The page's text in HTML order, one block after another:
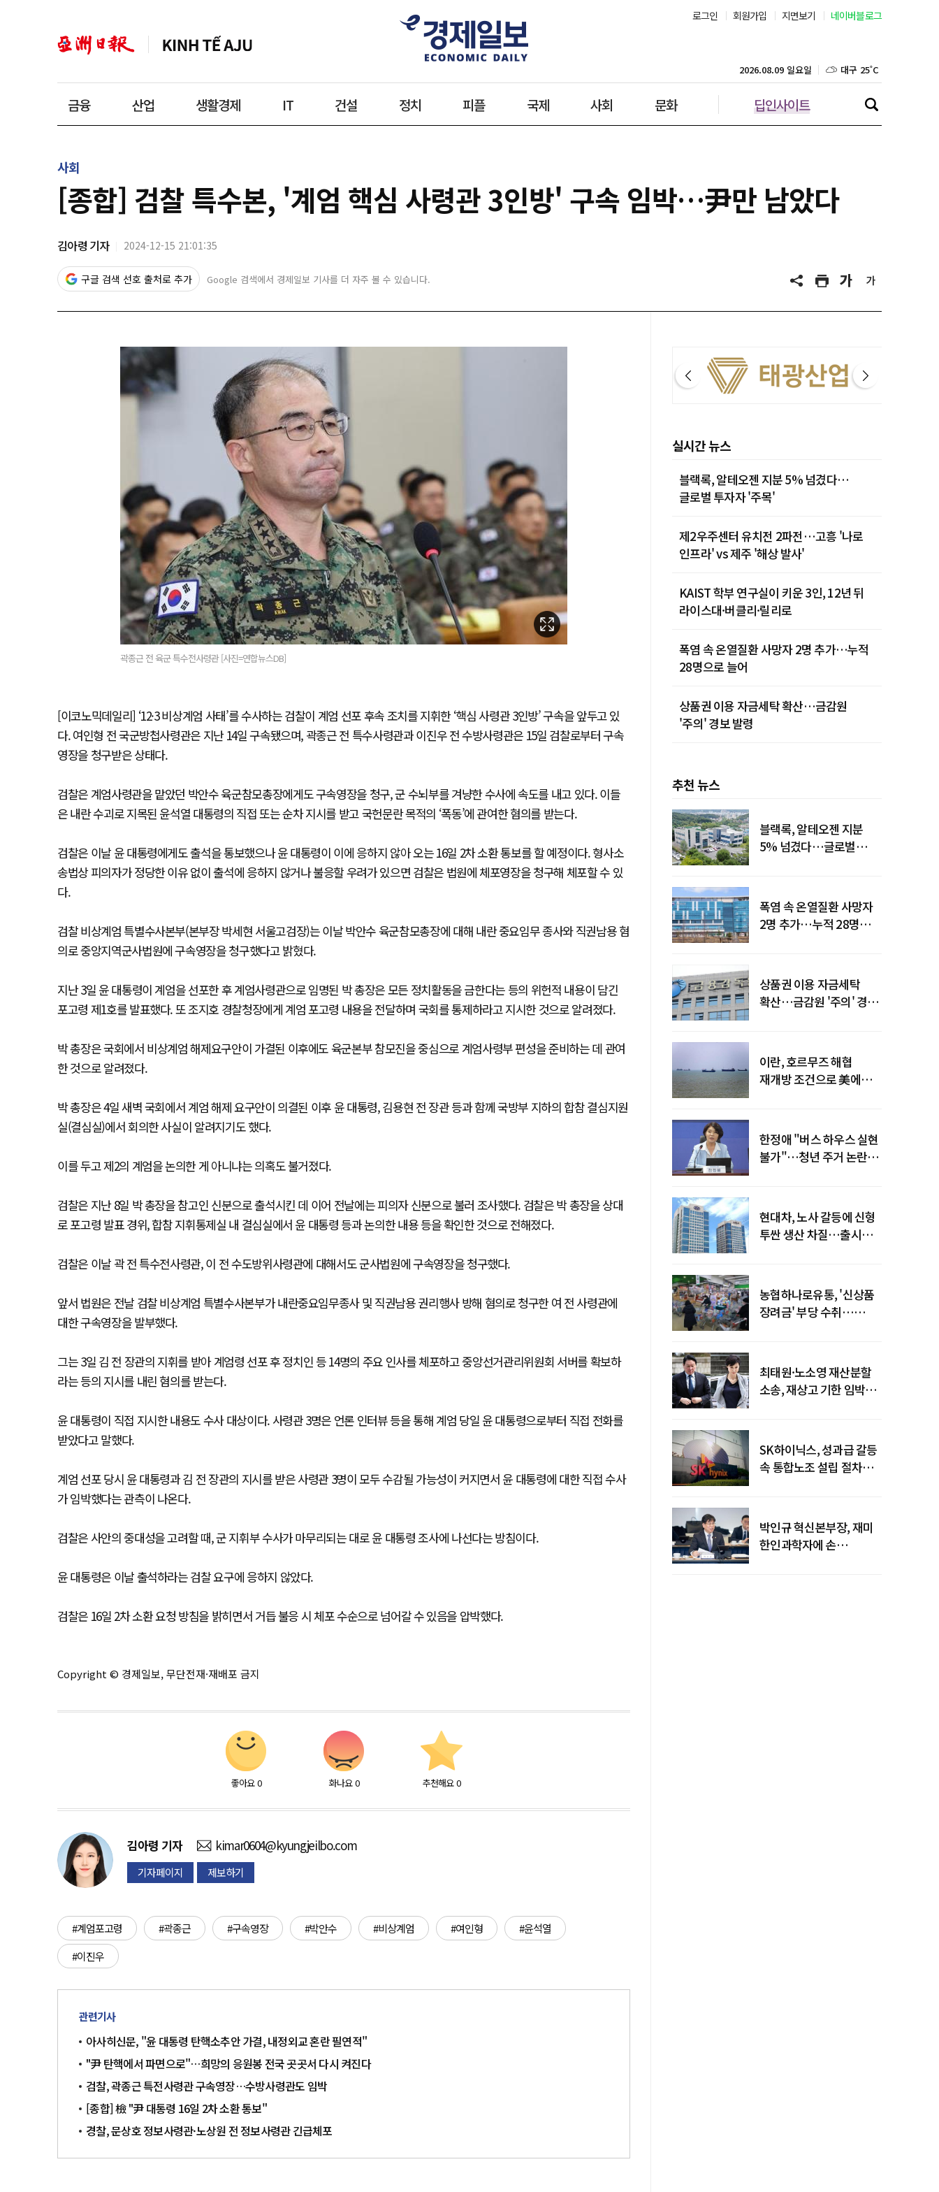
로그인 회원가입 지면보기 네이버블로그
금융 산업 생활경제 IT 건설 정치 피플 국제 사회 문화 딥인사이트
2026.08.09 일요일 대구 25˚C
인천 27˚C
제주 27˚C
사회
[종합] 검찰 특수본, '계엄 핵심 사령관 3인방' 구속 임박…尹만 남았다
김아령 기자 2024-12-15 21:01:35
구글 검색 선호 출처로 추가 Google 검색에서 경제일보 기사를 더 자주 볼 수 있습니다.
곽종근 전 육군 특수전사령관 [사진=연합뉴스DB]
[이코노믹데일리] ‘12·3 비상계엄 사태’를 수사하는 검찰이 계엄 선포 후속 조치를 지휘한 ‘핵심 사령관 3인방’ 구속을 앞두고 있
다. 여인형 전 국군방첩사령관은 지난 14일 구속됐으며, 곽종근 전 특수사령관과 이진우 전 수방사령관은 15일 검찰로부터 구속
영장을 청구받은 상태다.
검찰은 계엄사령관을 맡았던 박안수 육군참모총장에게도 구속영장을 청구, 군 수뇌부를 겨냥한 수사에 속도를 내고 있다. 이들
은 내란 수괴로 지목된 윤석열 대통령의 직접 또는 순차 지시를 받고 국헌문란 목적의 ‘폭동’에 관여한 혐의를 받는다.
검찰은 이날 윤 대통령에게도 출석을 통보했으나 윤 대통령이 이에 응하지 않아 오는 16일 2차 소환 통보를 할 예정이다. 형사소
송법상 피의자가 정당한 이유 없이 출석에 응하지 않거나 불응할 우려가 있으면 검찰은 법원에 체포영장을 청구해 체포할 수 있
다.
검찰 비상계엄 특별수사본부(본부장 박세현 서울고검장)는 이날 박안수 육군참모총장에 대해 내란 중요임무 종사와 직권남용 혐
의로 중앙지역군사법원에 구속영장을 청구했다고 밝혔다.
지난 3일 윤 대통령이 계엄을 선포한 후 계엄사령관으로 임명된 박 총장은 모든 정치활동을 금한다는 등의 위헌적 내용이 담긴
포고령 제1호를 발표했다. 또 조지호 경찰청장에게 계엄 포고령 내용을 전달하며 국회를 통제하라고 지시한 것으로 알려졌다.
박 총장은 국회에서 비상계엄 해제요구안이 가결된 이후에도 육군본부 참모진을 중심으로 계엄사령부 편성을 준비하는 데 관여
한 것으로 알려졌다.
박 총장은 4일 새벽 국회에서 계엄 해제 요구안이 의결된 이후 윤 대통령, 김용현 전 장관 등과 함께 국방부 지하의 합참 결심지원
실(결심실)에서 회의한 사실이 알려지기도 했다.
이를 두고 제2의 계엄을 논의한 게 아니냐는 의혹도 불거졌다.
검찰은 지난 8일 박 총장을 참고인 신분으로 출석시킨 데 이어 전날에는 피의자 신분으로 불러 조사했다. 검찰은 박 총장을 상대
로 포고령 발표 경위, 합참 지휘통제실 내 결심실에서 윤 대통령 등과 논의한 내용 등을 확인한 것으로 전해졌다.
검찰은 이날 곽 전 특수전사령관, 이 전 수도방위사령관에 대해서도 군사법원에 구속영장을 청구했다.
앞서 법원은 전날 검찰 비상계엄 특별수사본부가 내란중요임무종사 및 직권남용 권리행사 방해 혐의로 청구한 여 전 사령관에
대한 구속영장을 발부했다.
그는 3일 김 전 장관의 지휘를 받아 계엄령 선포 후 정치인 등 14명의 주요 인사를 체포하고 중앙선거관리위원회 서버를 확보하
라는 등의 지시를 내린 혐의를 받는다.
윤 대통령이 직접 지시한 내용도 수사 대상이다. 사령관 3명은 언론 인터뷰 등을 통해 계엄 당일 윤 대통령으로부터 직접 전화를
받았다고 말했다.
계엄 선포 당시 윤 대통령과 김 전 장관의 지시를 받은 사령관 3명이 모두 수감될 가능성이 커지면서 윤 대통령에 대한 직접 수사
가 임박했다는 관측이 나온다.
검찰은 사안의 중대성을 고려할 때, 군 지휘부 수사가 마무리되는 대로 윤 대통령 조사에 나선다는 방침이다.
윤 대통령은 이날 출석하라는 검찰 요구에 응하지 않았다.
검찰은 16일 2차 소환 요청 방침을 밝히면서 거듭 불응 시 체포 수순으로 넘어갈 수 있음을 압박했다.
Copyright © 경제일보, 무단전재·재배포 금지
좋아요 0 화나요 0 추천해요 0
김아령 기자 kimar0604@kyungjeilbo.com
기자페이지 제보하기
#계엄포고령 #곽종근 #구속영장 #박안수 #비상계엄 #여인형
#윤석열
#이진우
관련기사
아사히신문, "윤 대통령 탄핵소추안 가결, 내정외교 혼란 필연적"
"尹 탄핵에서 파면으로"…희망의 응원봉 전국 곳곳서 다시 켜진다
검찰, 곽종근 특전사령관 구속영장…수방사령관도 임박
[종합] 檢 "尹 대통령 16일 2차 소환 통보"
경찰, 문상호 정보사령관·노상원 전 정보사령관 긴급체포
실시간 뉴스
블랙록, 알테오젠 지분 5% 넘겼다…
글로벌 투자자 '주목'
제2우주센터 유치전 2파전…고흥 '나로
인프라' vs 제주 '해상 발사'
KAIST 학부 연구실이 키운 3인, 12년 뒤
라이스대·버클리·릴리로
폭염 속 온열질환 사망자 2명 추가…누적
28명으로 늘어
상품권 이용 자금세탁 확산…금감원
'주의' 경보 발령
추천 뉴스
블랙록, 알테오젠 지분
5% 넘겼다…글로벌
폭염 속 온열질환 사망자
2명 추가…누적 28명으로
상품권 이용 자금세탁
확산…금감원 '주의' 경보
이란, 호르무즈 해협
재개방 조건으로 美에
한정애 "버스 하우스 실현
불가"…청년 주거 논란
현대차, 노사 갈등에 신형
투싼 생산 차질…출시
농협하나로유통, '신상품
장려금' 부당 수취…
최태원·노소영 재산분할
소송, 재상고 기한 임박…
SK하이닉스, 성과급 갈등
속 통합노조 설립 절차
박인규 혁신본부장, 재미
한인과학자에 손